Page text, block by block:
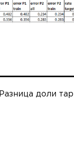
Разница доли